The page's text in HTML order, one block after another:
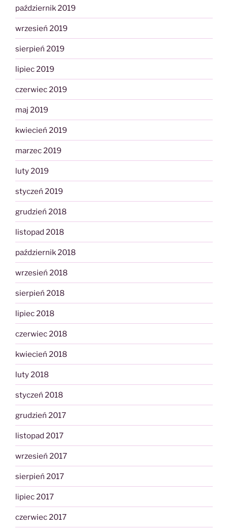
październik 2019
wrzesień 2019
sierpień 2019
lipiec 2019
czerwiec 2019
maj 2019
kwiecień 2019
marzec 2019
luty 2019
styczeń 2019
grudzień 2018
listopad 2018
październik 2018
wrzesień 2018
sierpień 2018
lipiec 2018
czerwiec 2018
kwiecień 2018
luty 2018
styczeń 2018
grudzień 2017
listopad 2017
wrzesień 2017
sierpień 2017
lipiec 2017
czerwiec 2017